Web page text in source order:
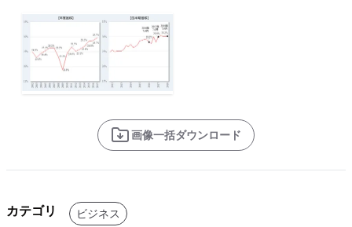
画像一括ダウンロード
カテゴリ ビジネス